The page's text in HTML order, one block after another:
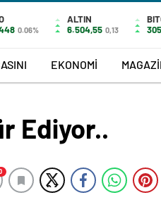
0.06%
ALTIN
6.504,55 0,13
EKONOMİ
Ediyor..